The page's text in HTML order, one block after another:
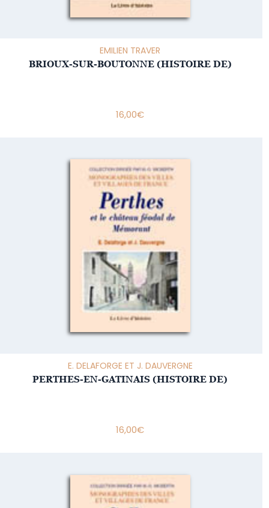
EMILIEN TRAVER
BRIOUX-SUR-BOUTONNE (HISTOIRE DE)
16,00€
E. DELAFORGE ET J. DAUVERGNE
PERTHES-EN-GATINAIS (HISTOIRE DE)
16,00€